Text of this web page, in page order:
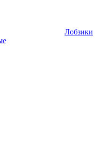
Лобзики